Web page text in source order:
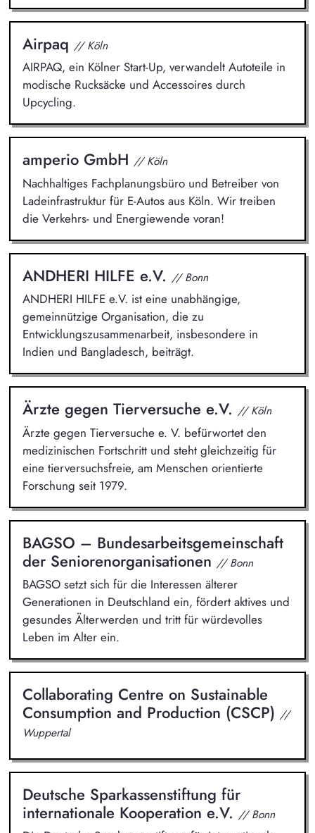
Airpaq // Köln
AIRPAQ, ein Kölner Start-Up, verwandelt Autoteile in
modische Rucksäcke und Accessoires durch
Upcycling.
amperio GmbH // Köln
Nachhaltiges Fachplanungsbüro und Betreiber von
Ladeinfrastruktur für E-Autos aus Köln. Wir treiben
die Verkehrs- und Energiewende voran!
ANDHERI HILFE e.V. // Bonn
ANDHERI HILFE e.V. ist eine unabhängige,
gemeinnützige Organisation, die zu
Entwicklungszusammenarbeit, insbesondere in
Indien und Bangladesch, beiträgt.
Ärzte gegen Tierversuche e.V. // Köln
Ärzte gegen Tierversuche e. V. befürwortet den
medizinischen Fortschritt und steht gleichzeitig für
eine tierversuchsfreie, am Menschen orientierte
Forschung seit 1979.
BAGSO – Bundesarbeitsgemeinschaft
der Seniorenorganisationen // Bonn
BAGSO setzt sich für die Interessen älterer
Generationen in Deutschland ein, fördert aktives und
gesundes Älterwerden und tritt für würdevolles
Leben im Alter ein.
Collaborating Centre on Sustainable
Consumption and Production (CSCP) //
Wuppertal
Deutsche Sparkassenstiftung für
internationale Kooperation e.V. // Bonn